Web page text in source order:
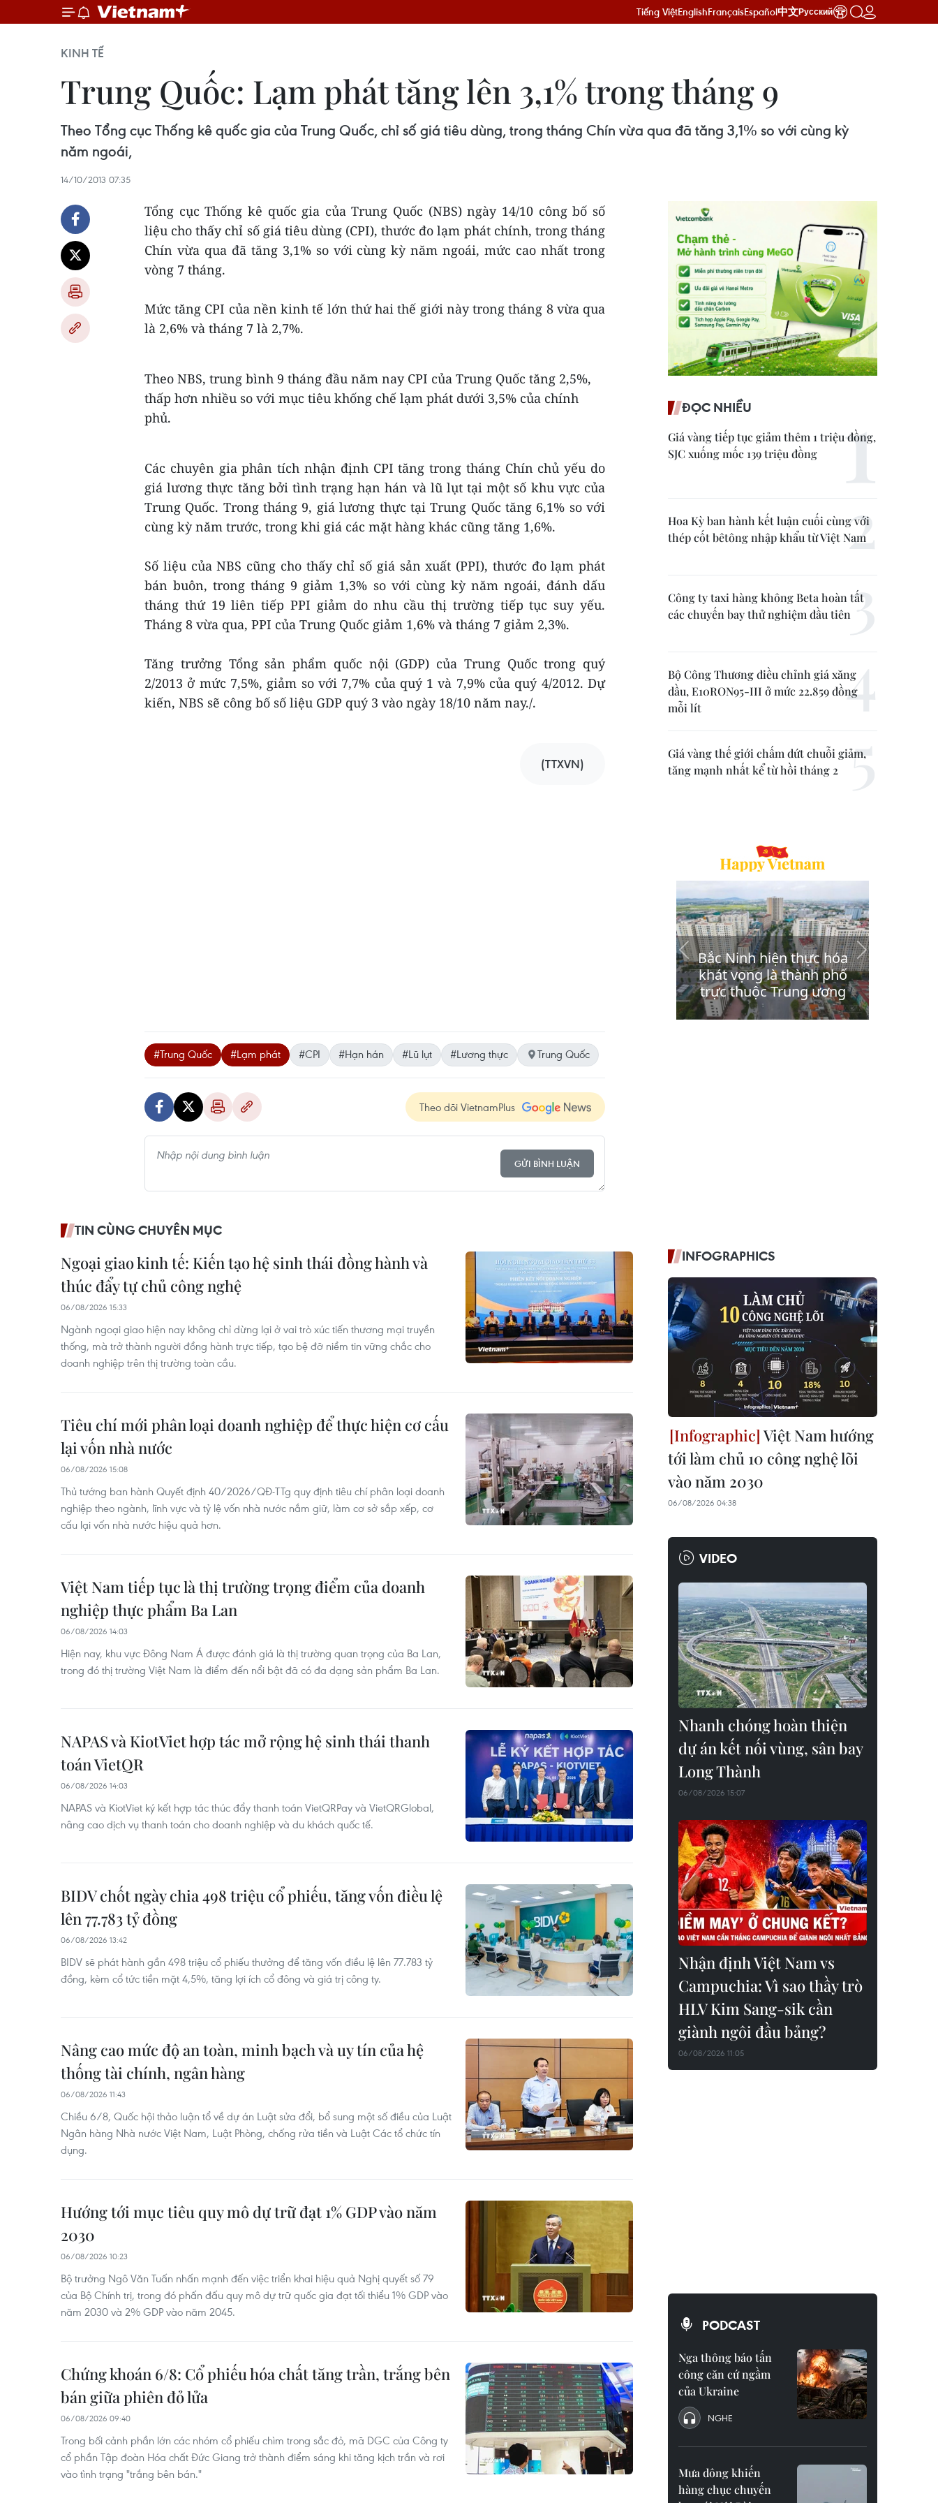
Tiếng ViệtEnglishFrançaisEspañol中文Русский
KINH TẾ
Trung Quốc: Lạm phát tăng lên 3,1% trong tháng 9
Theo Tổng cục Thống kê quốc gia của Trung Quốc, chỉ số giá tiêu dùng, trong tháng Chín vừa qua đã tăng 3,1% so với cùng kỳ
năm ngoái,
14/10/2013 07:35
Tổng cục Thống kê quốc gia của Trung Quốc (NBS) ngày 14/10 công bố số
liệu cho thấy chỉ số giá tiêu dùng (CPI), thước đo lạm phát chính, trong tháng
Chín vừa qua đã tăng 3,1% so với cùng kỳ năm ngoái, mức cao nhất trong
vòng 7 tháng.
Mức tăng CPI của nền kinh tế lớn thứ hai thế giới này trong tháng 8 vừa qua
là 2,6% và tháng 7 là 2,7%.
Theo NBS, trung bình 9 tháng đầu năm nay CPI của Trung Quốc tăng 2,5%,
thấp hơn nhiều so với mục tiêu khống chế lạm phát dưới 3,5% của chính
phủ.
Các chuyên gia phân tích nhận định CPI tăng trong tháng Chín chủ yếu do
giá lương thực tăng bởi tình trạng hạn hán và lũ lụt tại một số khu vực của
Trung Quốc. Trong tháng 9, giá lương thực tại Trung Quốc tăng 6,1% so với
cùng kỳ năm trước, trong khi giá các mặt hàng khác cũng tăng 1,6%.
Số liệu của NBS cũng cho thấy chỉ số giá sản xuất (PPI), thước đo lạm phát
bán buôn, trong tháng 9 giảm 1,3% so với cùng kỳ năm ngoái, đánh dấu
tháng thứ 19 liên tiếp PPI giảm do nhu cầu thị trường tiếp tục suy yếu.
Tháng 8 vừa qua, PPI của Trung Quốc giảm 1,6% và tháng 7 giảm 2,3%.
Tăng trưởng Tổng sản phẩm quốc nội (GDP) của Trung Quốc trong quý
2/2013 ở mức 7,5%, giảm so với 7,7% của quý 1 và 7,9% của quý 4/2012. Dự
kiến, NBS sẽ công bố số liệu GDP quý 3 vào ngày 18/10 năm nay./.
(TTXVN)
#Trung Quốc #Lạm phát #CPI #Hạn hán #Lũ lụt #Lương thực Trung Quốc
Theo dõi VietnamPlus
GỬI BÌNH LUẬN
TIN CÙNG CHUYÊN MỤC
Ngoại giao kinh tế: Kiến tạo hệ sinh thái đồng hành và
thúc đẩy tự chủ công nghệ
06/08/2026 15:33
Ngành ngoại giao hiện nay không chỉ dừng lại ở vai trò xúc tiến thương mại truyền
thống, mà trở thành người đồng hành trực tiếp, tạo bệ đỡ niềm tin vững chắc cho
doanh nghiệp trên thị trường toàn cầu.
Tiêu chí mới phân loại doanh nghiệp để thực hiện cơ cấu
lại vốn nhà nước
06/08/2026 15:08
Thủ tướng ban hành Quyết định 40/2026/QĐ-TTg quy định tiêu chí phân loại doanh
nghiệp theo ngành, lĩnh vực và tỷ lệ vốn nhà nước nắm giữ, làm cơ sở sắp xếp, cơ
cấu lại vốn nhà nước hiệu quả hơn.
Việt Nam tiếp tục là thị trường trọng điểm của doanh
nghiệp thực phẩm Ba Lan
06/08/2026 14:03
Hiện nay, khu vực Đông Nam Á được đánh giá là thị trường quan trọng của Ba Lan,
trong đó thị trường Việt Nam là điểm đến nổi bật đã có đa dạng sản phẩm Ba Lan.
NAPAS và KiotViet hợp tác mở rộng hệ sinh thái thanh
toán VietQR
06/08/2026 14:03
NAPAS và KiotViet ký kết hợp tác thúc đẩy thanh toán VietQRPay và VietQRGlobal,
nâng cao dịch vụ thanh toán cho doanh nghiệp và du khách quốc tế.
BIDV chốt ngày chia 498 triệu cổ phiếu, tăng vốn điều lệ
lên 77.783 tỷ đồng
06/08/2026 13:42
BIDV sẽ phát hành gần 498 triệu cổ phiếu thưởng để tăng vốn điều lệ lên 77.783 tỷ
đồng, kèm cổ tức tiền mặt 4,5%, tăng lợi ích cổ đông và giá trị công ty.
Nâng cao mức độ an toàn, minh bạch và uy tín của hệ
thống tài chính, ngân hàng
06/08/2026 11:43
Chiều 6/8, Quốc hội thảo luận tổ về dự án Luật sửa đổi, bổ sung một số điều của Luật
Ngân hàng Nhà nước Việt Nam, Luật Phòng, chống rửa tiền và Luật Các tổ chức tín
dụng.
Hướng tới mục tiêu quy mô dự trữ đạt 1% GDP vào năm
2030
06/08/2026 10:23
Bộ trưởng Ngô Văn Tuấn nhấn mạnh đến việc triển khai hiệu quả Nghị quyết số 79
của Bộ Chính trị, trong đó phấn đấu quy mô dự trữ quốc gia đạt tối thiểu 1% GDP vào
năm 2030 và 2% GDP vào năm 2045.
Chứng khoán 6/8: Cổ phiếu hóa chất tăng trần, trắng bên
bán giữa phiên đỏ lửa
06/08/2026 09:40
Trong bối cảnh phần lớn các nhóm cổ phiếu chìm trong sắc đỏ, mã DGC của Công ty
cổ phần Tập đoàn Hóa chất Đức Giang trở thành điểm sáng khi tăng kịch trần và rơi
vào tình trạng "trắng bên bán."
ĐỌC NHIỀU
Giá vàng tiếp tục giảm thêm 1 triệu đồng,
SJC xuống mốc 139 triệu đồng
Hoa Kỳ ban hành kết luận cuối cùng với
thép cốt bêtông nhập khẩu từ Việt Nam
Công ty taxi hàng không Beta hoàn tất
các chuyến bay thử nghiệm đầu tiên
Bộ Công Thương điều chỉnh giá xăng
dầu, E10RON95-III ở mức 22.859 đồng
mỗi lít
Giá vàng thế giới chấm dứt chuỗi giảm,
tăng mạnh nhất kể từ hồi tháng 2
INFOGRAPHICS
Việt Nam hướng
tới làm chủ 10 công nghệ lõi
vào năm 2030
06/08/2026 04:38
VIDEO
Nhanh chóng hoàn thiện
dự án kết nối vùng, sân bay
Long Thành
06/08/2026 15:07
Nhận định Việt Nam vs
Campuchia: Vì sao thầy trò
HLV Kim Sang-sik cần
giành ngôi đầu bảng?
06/08/2026 11:05
PODCAST
Nga thông báo tấn
công căn cứ ngầm
của Ukraine
NGHE
Mưa dông khiến
hàng chục chuyến